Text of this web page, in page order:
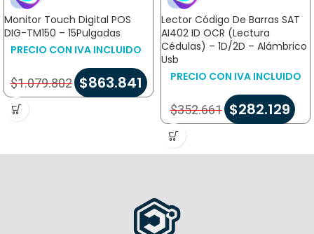
Monitor Touch Digital POS
DIG-TM150 – 15Pulgadas
PRECIO CON IVA INCLUIDO
$1.079.802 $863.841
Lector Código De Barras SAT
AI402 ID OCR (Lectura
Cédulas) – 1D/2D – Alámbrico
Usb
PRECIO CON IVA INCLUIDO
$352.661 $282.129